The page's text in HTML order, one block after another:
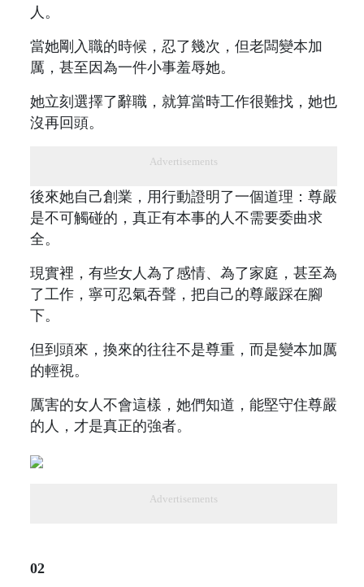
人。
當她剛入職的時候，忍了幾次，但老闆變本加
厲，甚至因為一件小事羞辱她。
她立刻選擇了辭職，就算當時工作很難找，她也
沒再回頭。
Advertisements
後來她自己創業，用行動證明了一個道理：尊嚴
是不可觸碰的，真正有本事的人不需要委曲求
全。
現實裡，有些女人為了感情、為了家庭，甚至為
了工作，寧可忍氣吞聲，把自己的尊嚴踩在腳
下。
但到頭來，換來的往往不是尊重，而是變本加厲
的輕視。
厲害的女人不會這樣，她們知道，能堅守住尊嚴
的人，才是真正的強者。
Advertisements
02